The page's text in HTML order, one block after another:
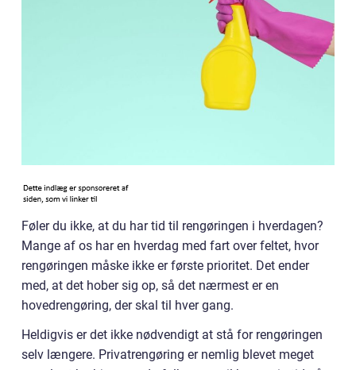
Føler du ikke, at du har tid til rengøringen i hverdagen?
Mange af os har en hverdag med fart over feltet, hvor
rengøringen måske ikke er første prioritet. Det ender
med, at det hober sig op, så det nærmest er en
hovedrengøring, der skal til hver gang.
Heldigvis er det ikke nødvendigt at stå for rengøringen
selv længere. Privatrengøring er nemlig blevet meget